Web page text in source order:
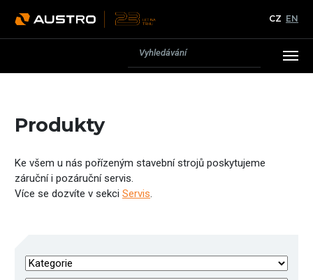
CZ EN
Produkty
Ke všem u nás pořízeným stavební strojů poskytujeme
záruční i pozáruční servis.
Více se dozvíte v sekci Servis.